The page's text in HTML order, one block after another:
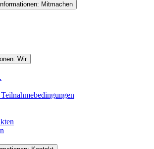
Mitmachen
Wir